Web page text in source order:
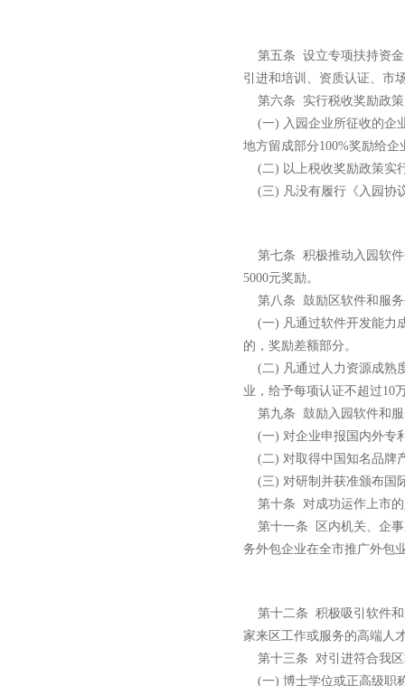
第五条 设立专项扶持资
引进和培训、资质认证、市
第六条
实行税收奖励政
(一) 入园企业所征收的企
地方留成部分100%奖励给企
( 二) 以上税收奖励政策实
(三) 凡没有履行《入园协
第七条 积极推动入园软
5000元奖励。
第八条 鼓励区软件和服
(一) 凡通过软件开发能力
的，奖励差额部分。
( 二) 凡通过人力资源成熟
业，给予每项认证不超过10
第九条 鼓励入园软件和
(一) 对企业申报国内外专
( 二) 对取得中国知名品牌
(三) 对研制并获准颁布国
第十条
对成功运作上市
第十一条
区内机关、企
务外包企业在全市推广外包
第十二条 积极吸引软件
家来区工作或服务的高端人
第十三条
对引进符合我
(一) 博士学位或正高级职